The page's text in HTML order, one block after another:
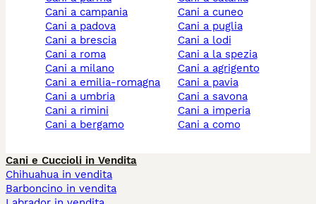
cani a campania
cani a padova
cani a brescia
cani a roma
cani a milano
cani a emilia-romagna
cani a umbria
cani a rimini
cani a bergamo
cani a cuneo
cani a puglia
cani a lodi
cani a la spezia
cani a agrigento
cani a pavia
cani a savona
cani a imperia
cani a como
Cani e Cuccioli in Vendita
Chihuahua in vendita
Barboncino in vendita